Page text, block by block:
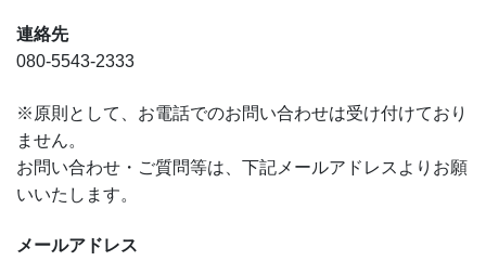
連絡先
080-5543-2333
※原則として、お電話でのお問い合わせは受け付けており
ません。
お問い合わせ・ご質問等は、下記メールアドレスよりお願
いいたします。
メールアドレス